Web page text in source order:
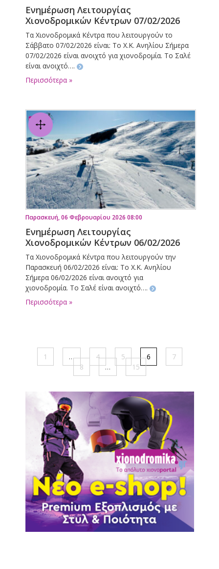
Ενημέρωση Λειτουργίας
Χιονοδρομικών Κέντρων 07/02/2026
Τα Χιονοδρομικά Κέντρα που λειτουργούν το
Σάββατο 07/02/2026 είναι: Το Χ.Κ. Ανηλίου Σήμερα
07/02/2026 είναι ανοιχτό για χιονοδρομία. Το Σαλέ
είναι ανοιχτό….
Περισσότερα »
Παρασκευή, 06 Φεβρουαρίου 2026 08:00
Ενημέρωση Λειτουργίας
Χιονοδρομικών Κέντρων 06/02/2026
Τα Χιονοδρομικά Κέντρα που λειτουργούν την
Παρασκευή 06/02/2026 είναι: Το Χ.Κ. Ανηλίου
Σήμερα 06/02/2026 είναι ανοιχτό για
χιονοδρομία. Το Σαλέ είναι ανοιχτό….
Περισσότερα »
1 … 4 5 6
7
8
… 15